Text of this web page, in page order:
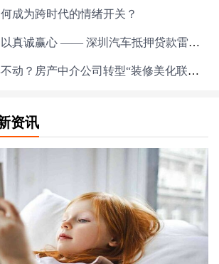
成为跨时代的情绪开关？
以专业破局，以真诚赢心 —— 深圳汽车抵押贷款雷经理的服务之道
签独家难、卖不动？房产中介公司转型“装修美化联卖”模式
资讯